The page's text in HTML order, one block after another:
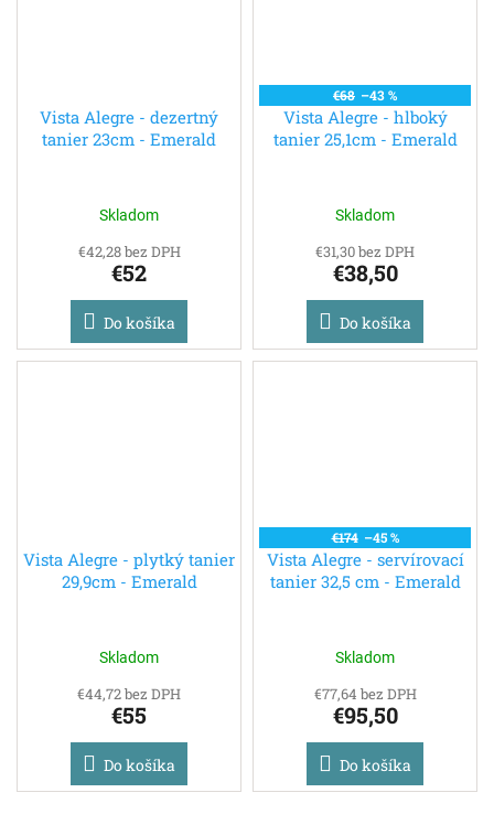
Vista Alegre - dezertný
tanier 23cm - Emerald
Skladom
€42,28 bez DPH
€52
Do košíka
€68 –43 %
Vista Alegre - hlboký
tanier 25,1cm - Emerald
Skladom
€31,30 bez DPH
€38,50
Do košíka
Vista Alegre - plytký tanier
29,9cm - Emerald
Skladom
€44,72 bez DPH
€55
Do košíka
€174 –45 %
Vista Alegre - servírovací
tanier 32,5 cm - Emerald
Skladom
€77,64 bez DPH
€95,50
Do košíka